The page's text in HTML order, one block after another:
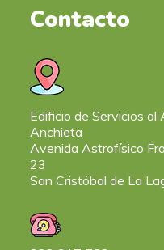
Contacto
Edificio de Servicios al
Anchieta
Avenida Astrofísico
23
San Cristóbal de La